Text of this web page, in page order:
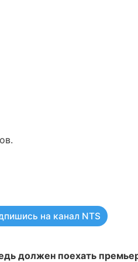
на канал NTS
должен поехать